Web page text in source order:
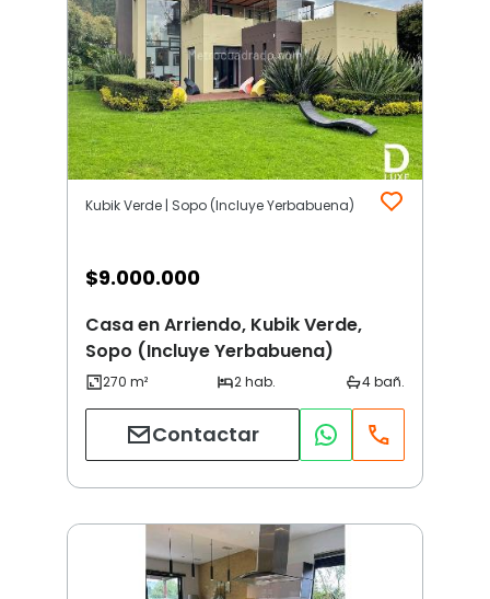
Kubik Verde | Sopo (Incluye Yerbabuena)
$9.000.000
Casa en Arriendo, Kubik Verde,
Sopo (Incluye Yerbabuena)
Contactar